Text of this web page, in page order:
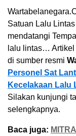
Satuan Lalu
mendatangi
lalu lintas… Artikel
di sumber resmi
Personel Sat
Kecelakaan Lalu
Silakan kunjungi
selengkapnya.
Baca juga: